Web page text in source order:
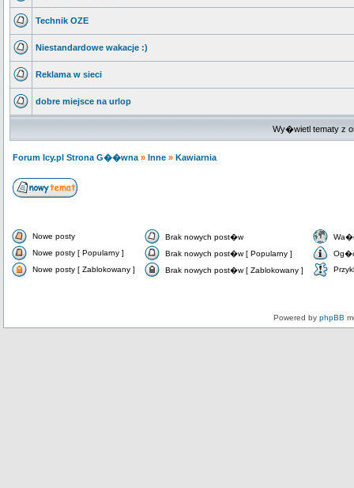
Technik OZE
Niestandardowe wakacje :)
Reklama w sieci
dobre miejsce na urlop
Wy�wietl tematy z
Forum Icy.pl Strona G��wna » Inne » Kawiarnia
Nowe posty Brak nowych post�w
Nowe posty [ Popularny ]
Brak nowych post�w [ Popularny ]
Nowe posty [ Zablokowany ]
Brak nowych post�w [ Zablokowany ]
Powered by phpBB